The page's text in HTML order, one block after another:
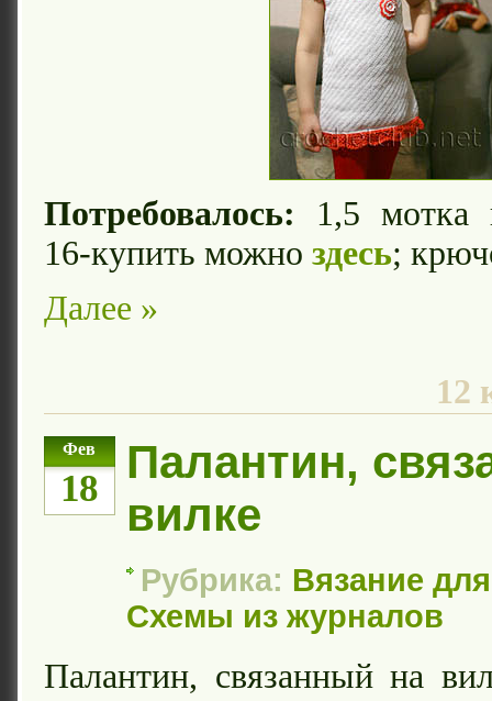
Потребовалось: 1,5 мотка
16-купить можно здесь;
Далее »
12
Фев
18
Палантин,
вилке
Рубрика: Вязание
Схемы из журналов
Палантин, связанный на